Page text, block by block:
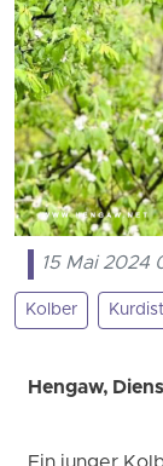
15 Mai 2024
Kolber
Hengaw,